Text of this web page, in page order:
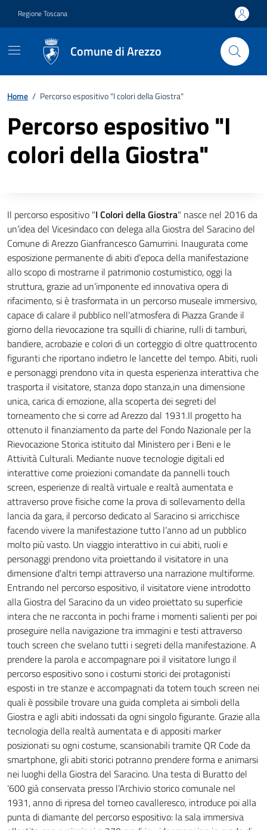
Regione Toscana
Comune di Arezzo
Home / Percorso espositivo "I colori della Giostra"
Percorso espositivo "I
colori della Giostra"
Descrizione completa
Il percorso espositivo "I Colori della Giostra" nasce nel 2016 da
un’idea del Vicesindaco con delega alla Giostra del Saracino del
Comune di Arezzo Gianfrancesco Gamurrini. Inaugurata come
esposizione permanente di abiti d’epoca della manifestazione
allo scopo di mostrarne il patrimonio costumistico, oggi la
struttura, grazie ad un’imponente ed innovativa opera di
rifacimento, si è trasformata in un percorso museale immersivo,
capace di calare il pubblico nell’atmosfera di Piazza Grande il
giorno della rievocazione tra squilli di chiarine, rulli di tamburi,
bandiere, acrobazie e colori di un corteggio di oltre quattrocento
figuranti che riportano indietro le lancette del tempo. Abiti, ruoli
e personaggi prendono vita in questa esperienza interattiva che
trasporta il visitatore, stanza dopo stanza,in una dimensione
unica, carica di emozione, alla scoperta dei segreti del
torneamento che si corre ad Arezzo dal 1931.Il progetto ha
ottenuto il finanziamento da parte del Fondo Nazionale per la
Rievocazione Storica istituito dal Ministero per i Beni e le
Attività Culturali. Mediante nuove tecnologie digitali ed
interattive come proiezioni comandate da pannelli touch
screen, esperienze di realtà virtuale e realtà aumentata e
attraverso prove fisiche come la prova di sollevamento della
lancia da gara, il percorso dedicato al Saracino si arricchisce
facendo vivere la manifestazione tutto l’anno ad un pubblico
molto più vasto. Un viaggio interattivo in cui abiti, ruoli e
personaggi prendono vita proiettando il visitatore in una
dimensione d'altri tempi attraverso una narrazione multiforme.
Entrando nel percorso espositivo, il visitatore viene introdotto
alla Giostra del Saracino da un video proiettato su superficie
intera che ne racconta in pochi frame i momenti salienti per poi
proseguire nella navigazione tra immagini e testi attraverso
touch screen che svelano tutti i segreti della manifestazione. A
prendere la parola e accompagnare poi il visitatore lungo il
percorso espositivo sono i costumi storici dei protagonisti
esposti in tre stanze e accompagnati da totem touch screen nei
quali è possibile trovare una guida completa ai simboli della
Giostra e agli abiti indossati da ogni singolo figurante. Grazie alla
tecnologia della realtà aumentata e di appositi marker
posizionati su ogni costume, scansionabili tramite QR Code da
smartphone, gli abiti storici potranno prendere forma e animarsi
nei luoghi della Giostra del Saracino. Una testa di Buratto del
‘600 già conservata presso l’Archivio storico comunale nel
1931, anno di ripresa del torneo cavalleresco, introduce poi alla
punta di diamante del percorso espositivo: la sala immersiva